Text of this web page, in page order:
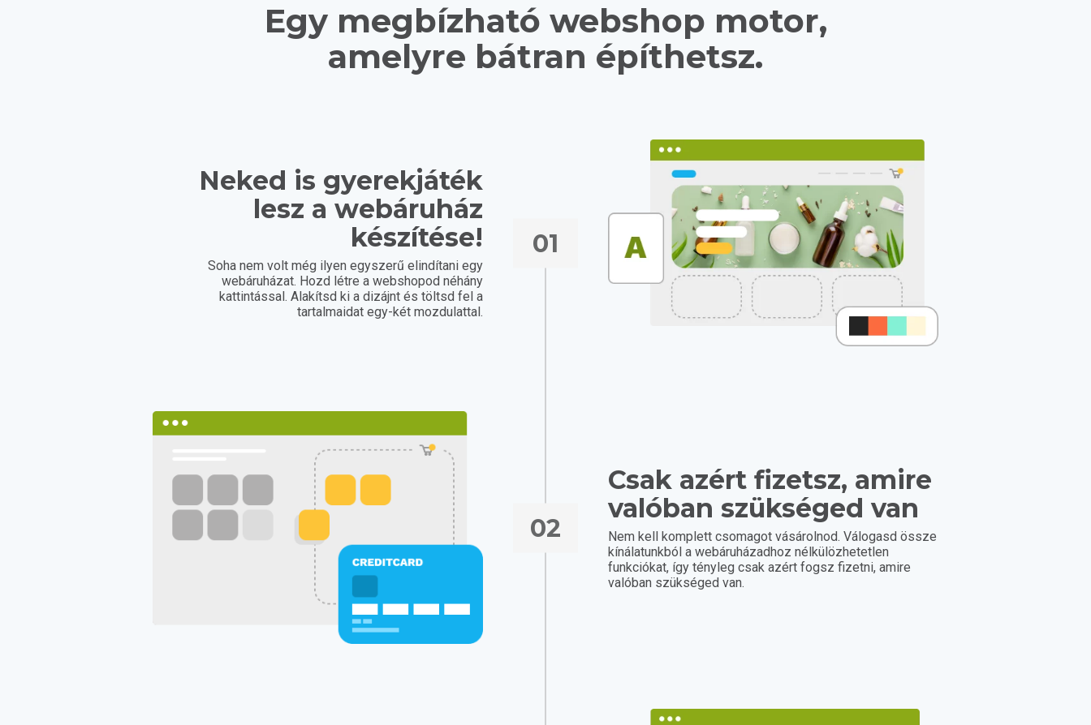
Egy megbízható webshop motor,
amelyre bátran építhetsz.
01
Neked is gyerekjáték
lesz a webáruház
készítése!
Soha nem volt még ilyen egyszerű elindítani egy
webáruházat. Hozd létre a webshopod néhány
kattintással. Alakítsd ki a dizájnt és töltsd fel a
tartalmaidat egy-két mozdulattal.
02
Csak azért fizetsz, amire
valóban szükséged van
Nem kell komplett csomagot vásárolnod. Válogasd össze
kínálatunkból a webáruházadhoz nélkülözhetetlen
funkciókat, így tényleg csak azért fogsz fizetni, amire
valóban szükséged van.